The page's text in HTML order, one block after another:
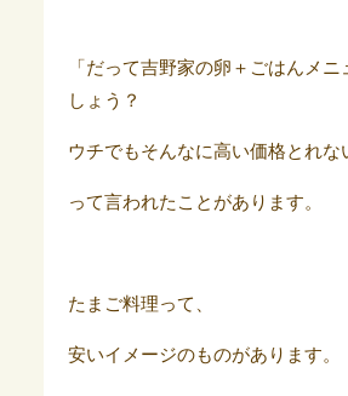
「だって吉野家の卵＋ごはんメ
しょう？
ウチでもそんなに高い価格とれな
って言われたことがあります。
たまご料理って、
安いイメージのものがあります。